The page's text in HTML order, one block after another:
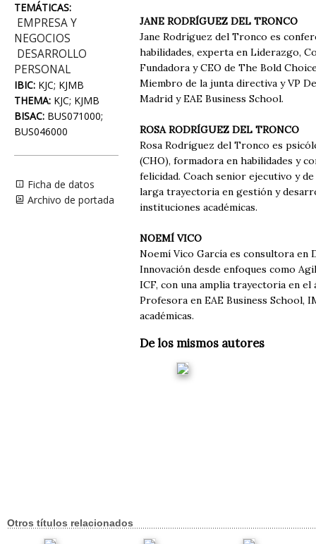
TEMÁTICAS:
EMPRESA Y
NEGOCIOS
DESARROLLO
PERSONAL
IBIC: KJC; KJMB
THEMA: KJC; KJMB
BISAC: BUS071000;
BUS046000
Ficha de datos
Archivo de portada
JANE RODRÍGUEZ DEL TRONCO
Jane Rodríguez del Tronco es
habilidades, experta en Liderazgo,
Fundadora y CEO de The Bold
Miembro de la junta directiva y VP
Madrid y EAE Business School.
ROSA RODRÍGUEZ DEL TRONCO
Rosa Rodríguez del Tronco es
(CHO), formadora en habilidades y
felicidad. Coach senior ejecutivo y
larga trayectoria en gestión y
instituciones académicas.
NOEMÍ VICO
Noemí Vico García es consultora en
Innovación desde enfoques como
ICF, con una amplia trayectoria en
Profesora en EAE Business School,
académicas.
De los mismos autores
Otros títulos relacionados